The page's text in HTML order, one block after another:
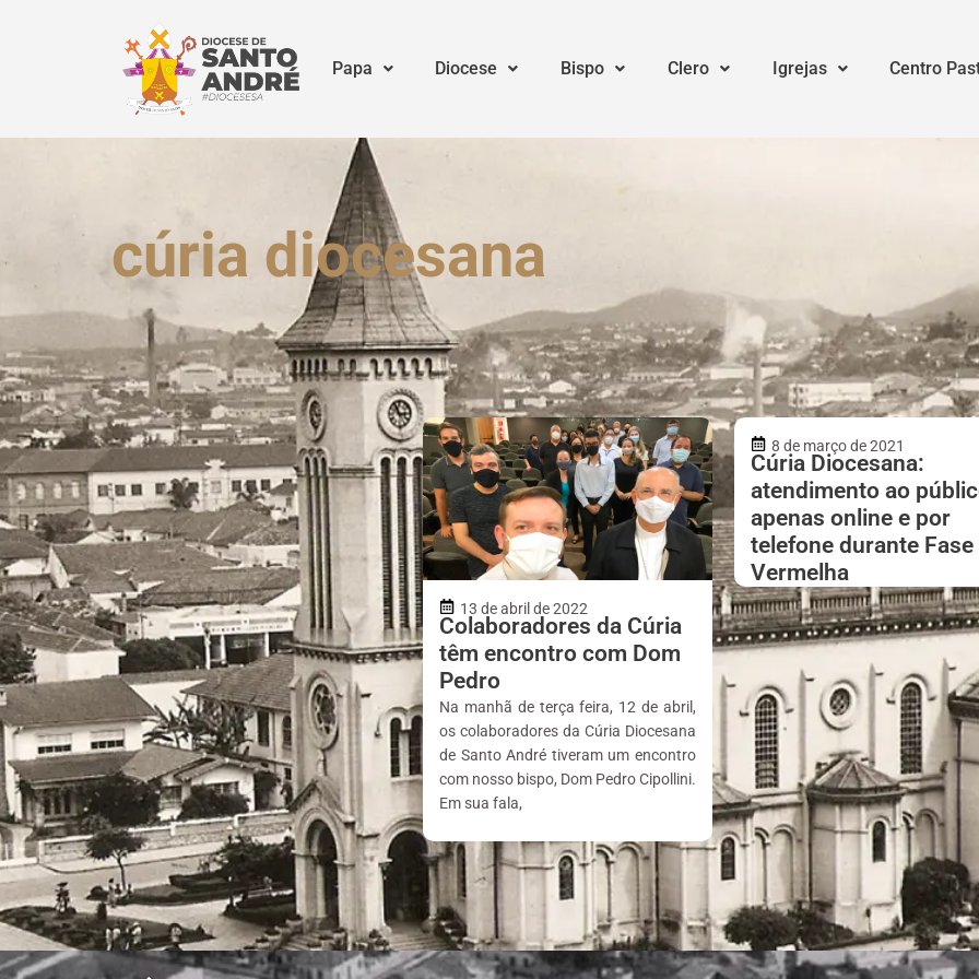
Papa Diocese Bispo Clero Igrejas Centro
cúria diocesana
13 de abril de 2022
Colaboradores da Cúria
têm encontro com Dom
Pedro
Na manhã de terça feira, 12 de abril,
os colaboradores da Cúria Diocesana
de Santo André tiveram um encontro
com nosso bispo, Dom Pedro Cipollini.
Em sua fala,
8 de março de 2021
Cúria Diocesana:
atendimento ao
apenas online e por
telefone durante Fase
Vermelha